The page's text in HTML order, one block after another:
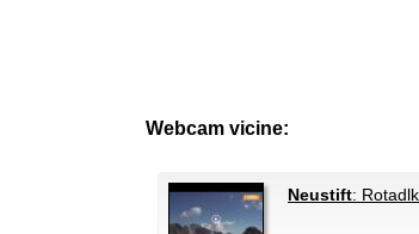
Webcam vicine:
Neustift: